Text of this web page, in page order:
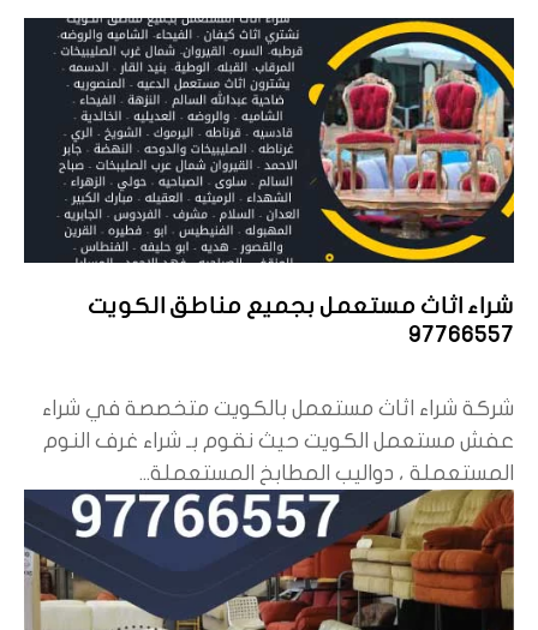
شراء اثاث مستعمل بجميع مناطق الكويت
97766557
شركة شراء اثاث مستعمل بالكويت متخصصة في شراء
عفش مستعمل الكويت حيث نقوم بـ شراء غرف النوم
المستعملة ، دواليب المطابخ المستعملة...